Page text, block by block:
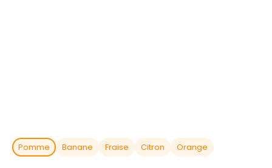
Pomme Banane Fraise Citron Orange